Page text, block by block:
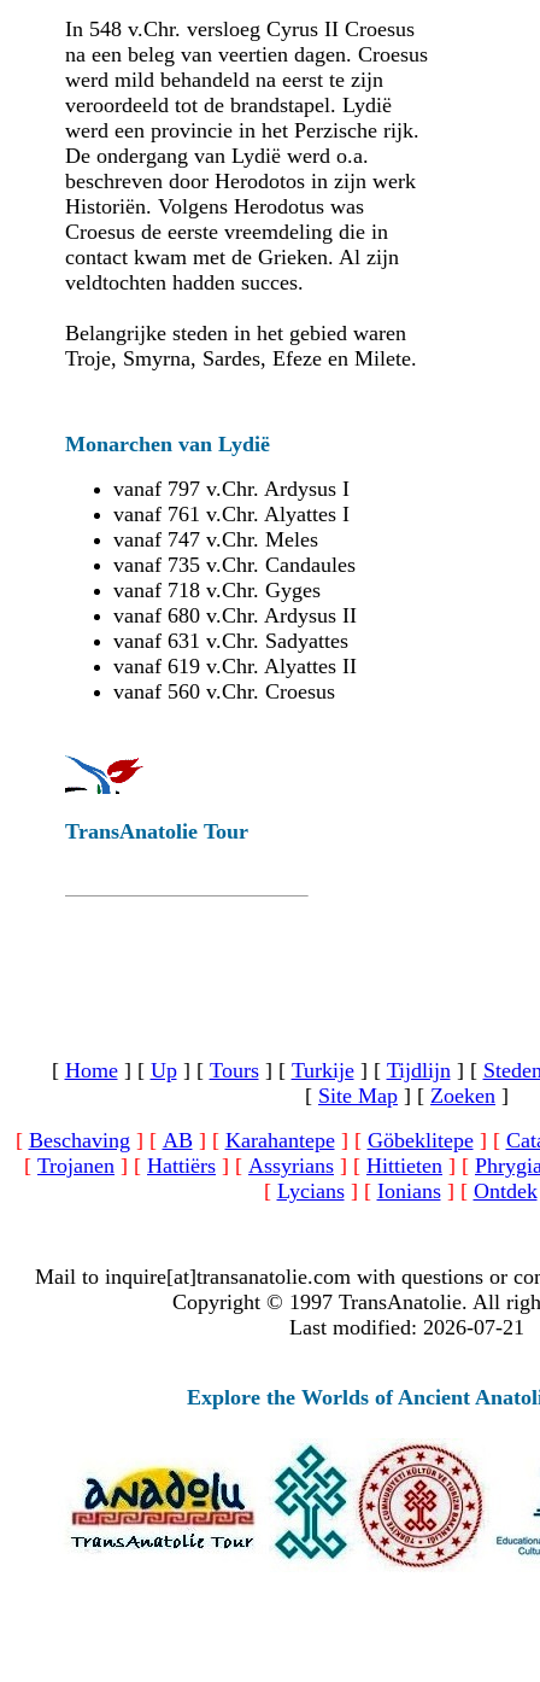
In 548 v.Chr. versloeg Cyrus II Croesus
na een beleg van veertien dagen. Croesus
werd mild behandeld na eerst te zijn
veroordeeld tot de brandstapel. Lydië
werd een provincie in het Perzische rijk.
De ondergang van Lydië werd o.a.
beschreven door Herodotos in zijn werk
Historiën. Volgens Herodotus was
Croesus de eerste vreemdeling die in
contact kwam met de Grieken. Al zijn
veldtochten hadden succes.
Belangrijke steden in het gebied waren
Troje, Smyrna, Sardes, Efeze en Milete.
Monarchen van Lydië
vanaf 797 v.Chr. Ardysus I
vanaf 761 v.Chr. Alyattes I
vanaf 747 v.Chr. Meles
vanaf 735 v.Chr. Candaules
vanaf 718 v.Chr. Gyges
vanaf 680 v.Chr. Ardysus II
vanaf 631 v.Chr. Sadyattes
vanaf 619 v.Chr. Alyattes II
vanaf 560 v.Chr. Croesus
TransAnatolie Tour
[ Home] [ Up] [ Tours] [ Turkije] [ Tijdlijn] [
[ Site Map ] [ Zoeken ]
[ Beschaving ] [ AB] [ Karahantepe] [ Göbeklitepe] [
[ Trojanen ] [ Hattiërs ] [ Assyrians ] [ Hittieten ] [
[ Lycians] [ Ionians] [ Ontdek
Mail to inquire[at]transanatolie.com with questions or
Copyright © 1997 TransAnatolie. All
Last modified: 2026-07-21
Explore the Worlds of Ancient